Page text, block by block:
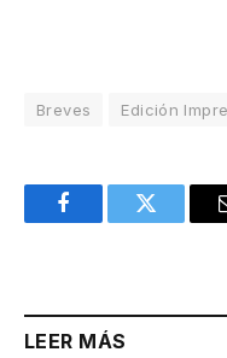
Breves Edición
FacebookTwitter
LEER MÁS